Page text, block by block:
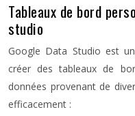
Tableaux de bord
studio
Google Data Studio est
créer des tableaux de
données provenant de
efficacement :